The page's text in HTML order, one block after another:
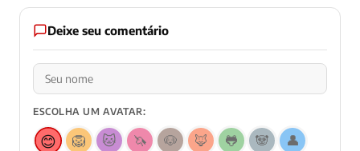
Deixe seu comentário
ESCOLHA UM AVATAR:
😊 🦁 🐱 🦄 🐶 🦊 🐸 🐼
👤